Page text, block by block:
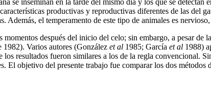
se inseminan en la tarde del mismo día y los que se detectan
productivas y reproductivas diferentes de las del
Además, el temperamento de este tipo de animales es
después del inicio del celo; sin embargo, a pesar de
Varios autores (González et al 1985; García et al 1988)
resultados fueron similares a los de la regla convencional.
El objetivo del presente trabajo fue comparar los dos